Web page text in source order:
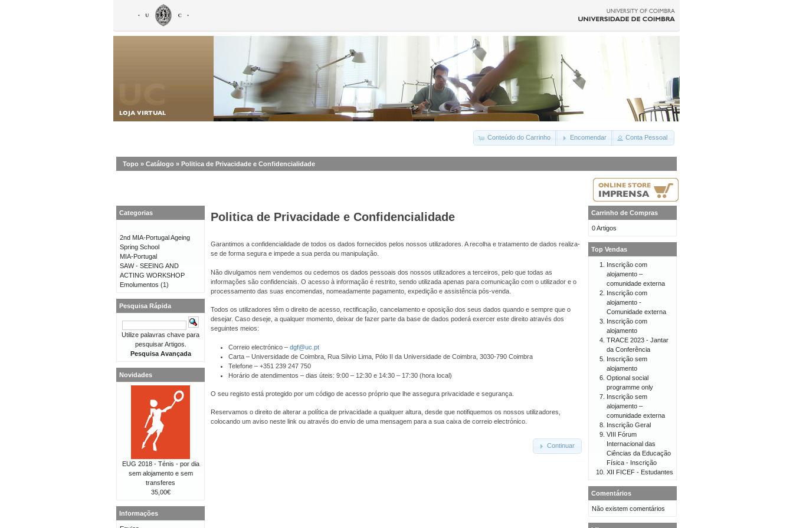
Conteúdo do Carrinho Encomendar Conta Pessoal
Topo » Catálogo » Politica de Privacidade e Confidencialidade
Politica de Privacidade e Confidencialidade
Garantimos a confidencialidade de todos os dados fornecidos pelos nossos utilizadores. A recolha e tratamento de dados realiza-
se de forma segura e impede a sua perda ou manipulação.
Não divulgamos nem vendemos ou cedemos os dados pessoais dos nossos utilizadores a terceiros, pelo que todas as
informações são confidenciais. O acesso à informação é restrito, sendo utilizada apenas para comunicação com o utilizador e o
processamento das suas encomendas, nomeadamente pagamento, expedição e assistência pós-venda.
Todos os utilizadores têm o direito de acesso, rectificação, cancelamento e oposição dos seus dados quando e sempre que o
desejar. Caso deseje, a qualquer momento, deixar de fazer parte da base de dados poderá exercer este direito através dos
seguintes meios:
Correio electrónico – dgf@uc.pt
Carta – Universidade de Coimbra, Rua Sílvio Lima, Pólo II da Universidade de Coimbra, 3030-790 Coimbra
Telefone – +351 239 247 750
Horário de atendimentos – dias úteis: 9:00 – 12:30 e 14:30 – 17:30 (hora local)
O seu registo está protegido por um código de acesso próprio que lhe assegura privacidade e segurança.
Reservamos o direito de alterar a política de privacidade a qualquer altura, desde que notifiquemos os nossos utilizadores,
colocando um aviso neste link ou através do envio de uma mensagem para a sua caixa de correio electrónico.
Continuar
Categorias
2nd MIA-Portugal Ageing
Spring School
MIA-Portugal
SAW - SEEING AND
ACTING WORKSHOP
Emolumentos (1)
Pesquisa Rápida
Utilize palavras chave para
pesquisar Artigos.
Pesquisa Avançada
Novidades
EUG 2018 - Ténis - por dia
sem alojamento e sem
transferes
35,00€
Informações
Carrinho de Compras
0 Artigos
Top Vendas
Inscrição com
alojamento –
comunidade externa
Inscrição com
alojamento -
Comunidade externa
Inscrição com
alojamento
TRACE 2023 - Jantar
da Conferência
Inscrição sem
alojamento
Optional social
programme only
Inscrição sem
alojamento –
comunidade externa
Inscrição Geral
VIII Fórum
Internacional das
Ciências da Educação
Física - Inscrição
XII FICEF - Estudantes
Comentários
Não existem comentários